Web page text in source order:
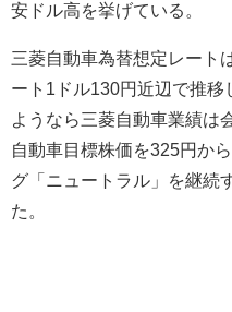
安ドル高を挙げている。
三菱自動車為替想定レート
ート1ドル130円近辺で推移
ようなら三菱自動車業績は
自動車目標株価を325円か
グ「ニュートラル」を継続
た。